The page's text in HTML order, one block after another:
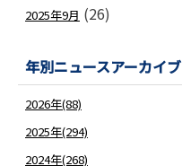
2025年9月 (26)
年別ニュースアーカイブ
2026年(88)
2025年(294)
2024年(268)